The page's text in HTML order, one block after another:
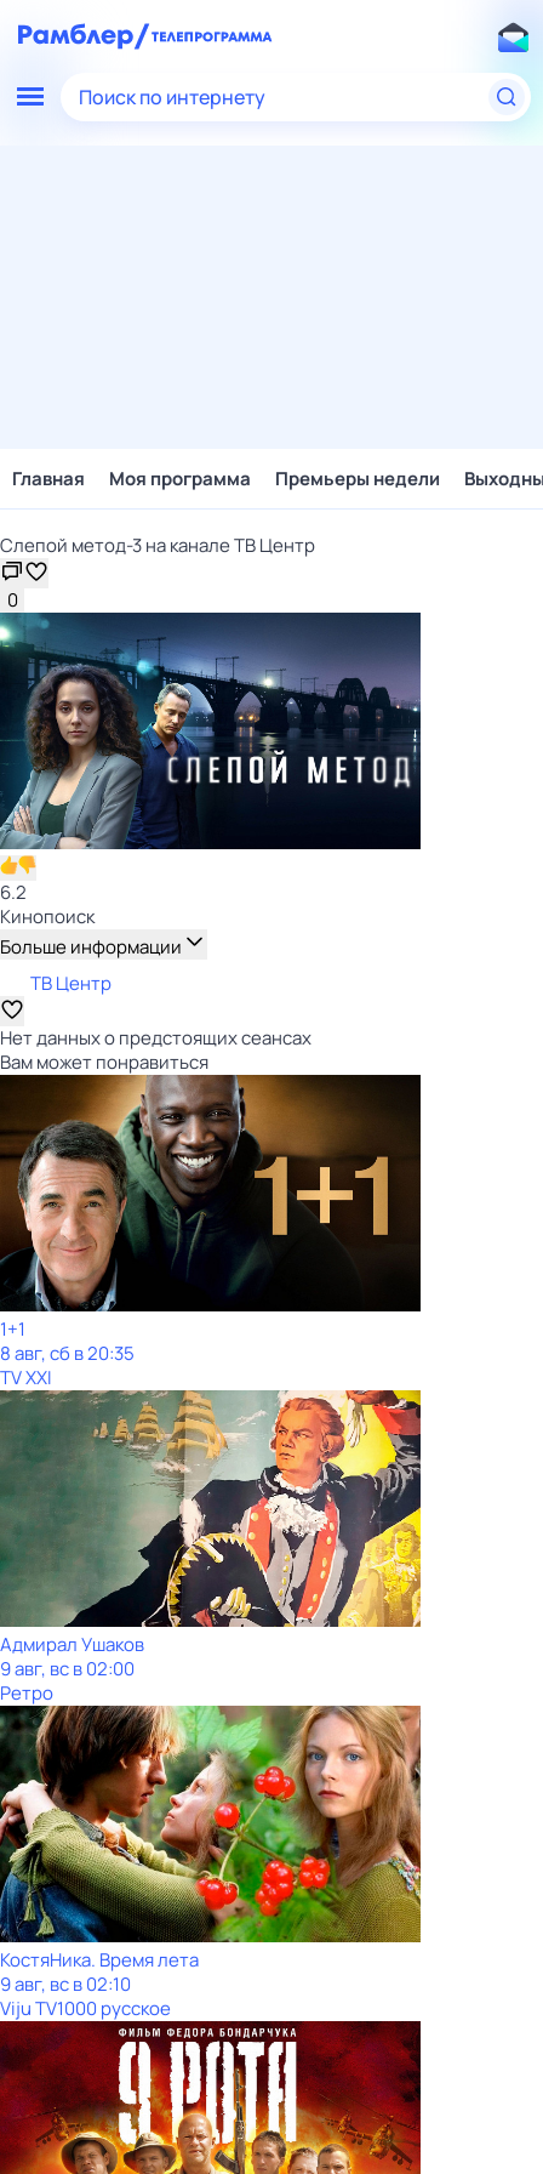
Поиск по интернету
Главная Моя программа Премьеры недели
Слепой метод-3 на канале ТВ Центр
0
6.2
Кинопоиск
Больше информации
ТВ Центр
Нет данных о предстоящих сеансах
Вам может понравиться
1+1
8 авг, сб в 20:35
TV XXI
Адмирал Ушаков
9 авг, вс в 02:00
Ретро
КостяНика. Время лета
9 авг, вс в 02:10
Viju TV1000 русское